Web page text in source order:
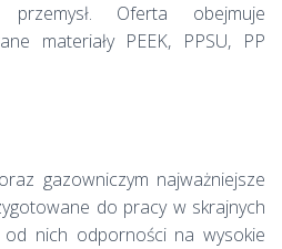
Oferta obejmuje
materiały PEEK, PPSU, PP
gazowniczym najważniejsze
do pracy w skrajnych
od nich odporności na wysokie